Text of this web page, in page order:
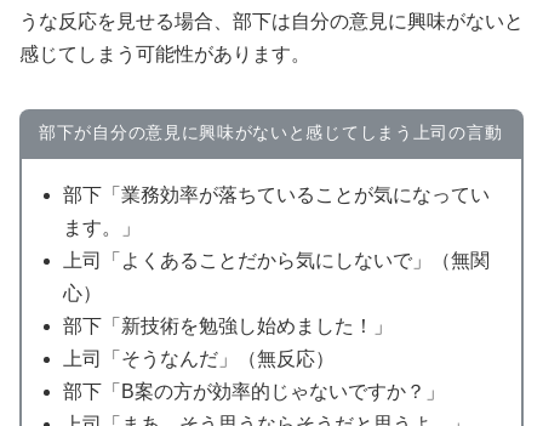
うな反応を見せる場合、部下は自分の意見に興味がないと
感じてしまう可能性があります。
部下が自分の意見に興味がないと感じてしまう上司の言動
部下「業務効率が落ちていることが気になってい
ます。」
上司「よくあることだから気にしないで」（無関
心）
部下「新技術を勉強し始めました！」
上司「そうなんだ」（無反応）
部下「B案の方が効率的じゃないですか？」